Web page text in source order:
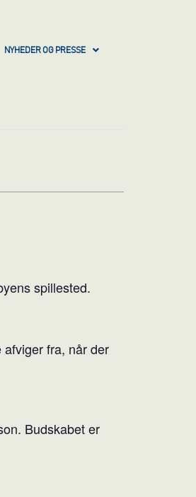
NYHEDER OG PRESSE
spillested.
fra, når der
Budskabet er